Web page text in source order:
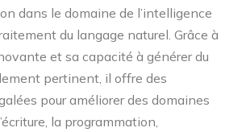
dans le domaine de l’intelligence
du langage naturel. Grâce à
et sa capacité à générer du
pertinent, il offre des
pour améliorer des domaines
la programmation,